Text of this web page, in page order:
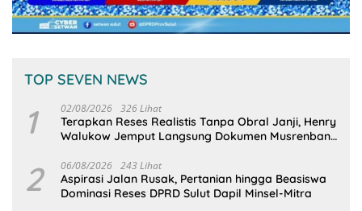
TOP SEVEN NEWS
1 02/08/2026 326 Lihat
Terapkan Reses Realistis Tanpa Obral Janji, Henry
Walukow Jemput Langsung Dokumen Musrenbang
2 06/08/2026 243 Lihat
Aspirasi Jalan Rusak, Pertanian hingga Beasiswa
Dominasi Reses DPRD Sulut Dapil Minsel-Mitra